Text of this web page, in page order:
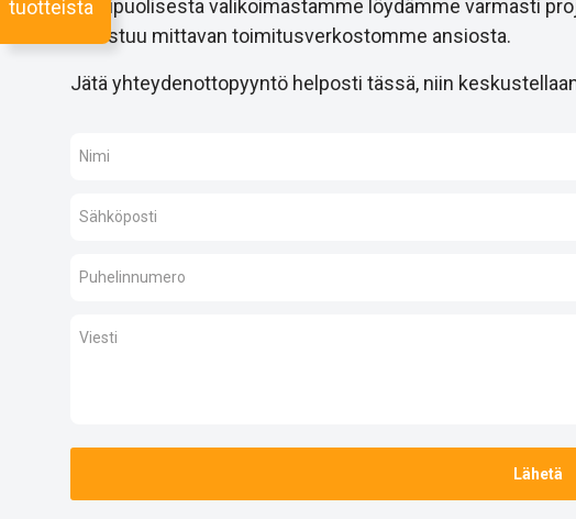
Monipuolisesta valikoimastamme löydämme varmasti
onnistuu mittavan toimitusverkostomme ansiosta.
Jätä yhteydenottopyyntö helposti tässä, niin
tuotteista